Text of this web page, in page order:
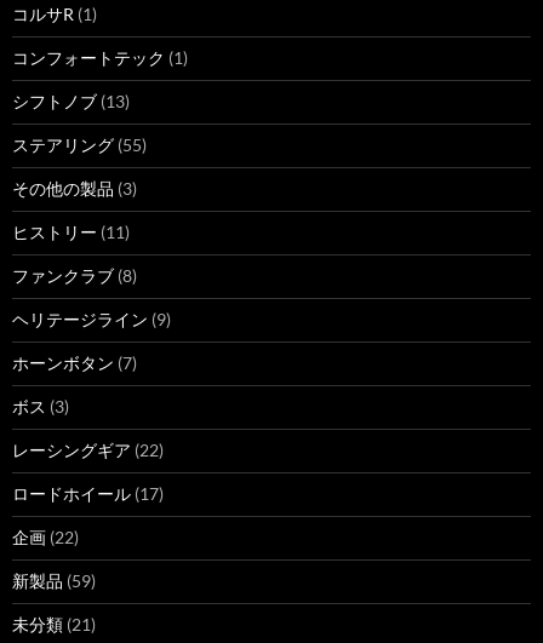
コルサR (1)
コンフォートテック (1)
シフトノブ (13)
ステアリング (55)
その他の製品 (3)
ヒストリー (11)
ファンクラブ (8)
ヘリテージライン (9)
ホーンボタン (7)
ボス (3)
レーシングギア (22)
ロードホイール (17)
企画 (22)
新製品 (59)
未分類 (21)